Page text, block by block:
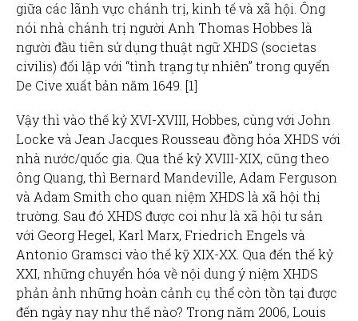
giữa các lãnh vực chánh trị, kinh tế và xã hội. Ông
nói nhà chánh trị người Anh Thomas Hobbes là
người đầu tiên sử dụng thuật ngữ XHDS (societas
civilis) đối lập với “tình trạng tự nhiên” trong quyển
De Cive xuất bản năm 1649. [1]
Vậy thì vào thế kỷ XVI-XVIII, Hobbes, cùng với John
Locke và Jean Jacques Rousseau đồng hóa XHDS với
nhà nước/quốc gia. Qua thế kỷ XVIII-XIX, cũng theo
ông Quang, thì Bernard Mandeville, Adam Ferguson
và Adam Smith cho quan niệm XHDS là xã hội thị
trường. Sau đó XHDS được coi như là xã hội tư sản
với Georg Hegel, Karl Marx, Friedrich Engels và
Antonio Gramsci vào thế kỹ XIX-XX. Qua đến thế kỷ
XXI, những chuyển hóa về nội dung ý niệm XHDS
phản ảnh những hoàn cảnh cụ thể còn tồn tại được
đến ngày nay như thế nào? Trong năm 2006, Louis